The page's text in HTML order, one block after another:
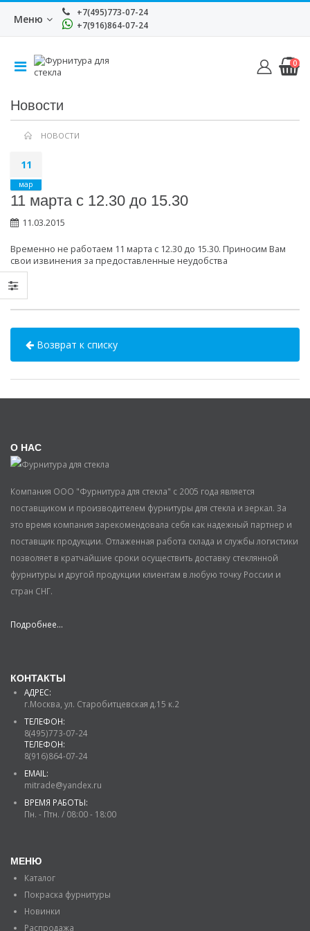
Меню
+7(495)773-07-24
+7(916)864-07-24
0
Новости
НОВОСТИ
11
мар
11 марта с 12.30 до 15.30
11.03.2015
Временно не работаем 11 марта с 12.30 до 15.30. Приносим Вам
свои извинения за предоставленные неудобства
Возврат к списку
О НАС
Компания ООО "Фурнитура для стекла" с 2005 года является
поставщиком и производителем фурнитуры для стекла и зеркал. За
это время компания зарекомендовала себя как надежный партнер и
поставщик продукции. Отлаженная работа склада и службы логистики
позволяет в кратчайшие сроки осуществить доставку стеклянной
фурнитуры и другой продукции клиентам в любую точку России и
стран СНГ.
Подробнее...
КОНТАКТЫ
АДРЕС:
г.Москва, ул. Старобитцевская д.15 к.2
ТЕЛЕФОН:
8(495)773-07-24
ТЕЛЕФОН:
8(916)864-07-24
EMAIL:
mitrade@yandex.ru
ВРЕМЯ РАБОТЫ:
Пн. - Птн. / 08:00 - 18:00
МЕНЮ
Каталог
Покраска фурнитуры
Новинки
Распродажа